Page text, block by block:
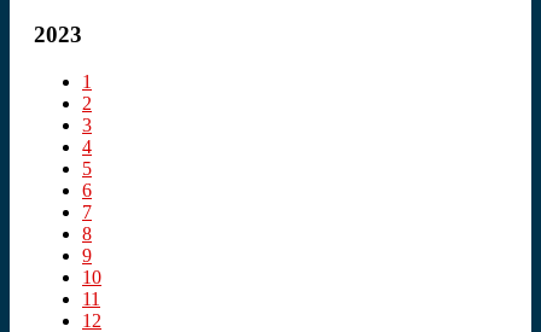
2023
1
2
3
4
5
6
7
8
9
10
11
12